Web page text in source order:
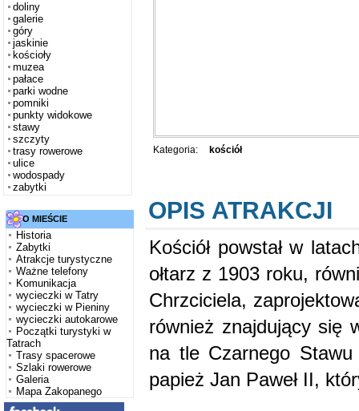
doliny
galerie
góry
jaskinie
kościoły
muzea
pałace
parki wodne
pomniki
punkty widokowe
stawy
szczyty
trasy rowerowe
ulice
wodospady
zabytki
O MIEŚCIE
Historia
Zabytki
Atrakcje turystyczne
Ważne telefony
Komunikacja
wycieczki w Tatry
wycieczki w Pieniny
wycieczki autokarowe
Początki turystyki w
Tatrach
Trasy spacerowe
Szlaki rowerowe
Galeria
Mapa Zakopanego
Kategoria: kościół
OPIS ATRAKCJI
Kościół powstał w latach 1877 – 1899.
ołtarz z 1903 roku,
Chrzciciela,
również znajdujący się
na tle Czarnego Stawu
papież Jan Paweł II,